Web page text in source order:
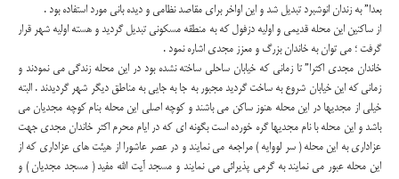
بعدا” به زندان انوشبرد تبدیل شد و این اواخر برای مقاصد نظامی و دیده بانی مورد استفاده بود .
از ساکنین این محله قدیمی و اولیه دزفول که به منطقه مسکونی تبدیل گردید و هسته اولیه شهر قرار
گرفت ؛ می توان به خاندان بزرگ و معزز مجدی اشاره نمود .
خاندان مجدی اکثرا” تا زمانی که خیابان ساحلی ساخته نشده بود در این محله زندگی می نمودند و
زمانی که این خیابان شروع به ساخت گردید مجبور به جا به جایی به مناطق دیگر شهر گردیدند . البته
خیلی از مجدیها در این محله هنوز ساکن می باشند و کوچه اصلی این محله بنام کوچه مجدیان می
باشد و این محله با نام مجدیها گره خورده است بگونه ای که در ایام محرم اکثر خاندان مجدی جهت
عزاداری به این محله ( سر لووایه ) مراجعه می نمایند و در عصر عاشورا از هیئت های عزاداری که از
این محله عبور می نمایند به گرمی پذیرائی می نمایند و مسجد آیت الله مفید ( مسجد مجدیان ) و